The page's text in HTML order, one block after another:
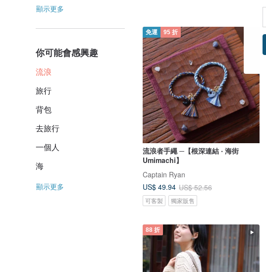
顯示更多
你可能會感興趣
流浪
旅行
背包
去旅行
一個人
海
顯示更多
免運 95 折
流浪者手繩 ─【根深連結 ‧ 海街
Umimachi】
Captain Ryan
US$ 49.94 US$ 52.56
可客製 獨家販售
88 折